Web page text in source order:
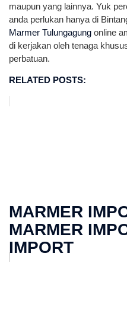
maupun yang lainnya. Yuk
anda perlukan hanya di
Marmer Tulungagung online
di kerjakan oleh tenaga
perbatuan.
RELATED POSTS:
MARMER
MARMER
IMPORT